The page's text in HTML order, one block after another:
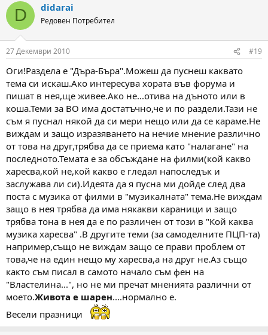
c
i
s
D didarai
Редовен Потребител
27 Декември 2010 #19
Оги!Раздела е "Дъра-Бъра".Можеш да пуснеш каквато
тема си искаш.Ако интересува хората във форума и
пишат в нея,ще живее.Ако не...отива на дъното или в
коша.Теми за ВО има достатъчно,че и по раздели.Тази не
съм я пуснал някой да си мери нещо или да се караме.Не
виждам и защо изразяването на нечие мнение различно
от това на друг,трябва да се приема като "налагане" на
последното.Темата е за обсъждане на филми(кой какво
харесва,кой не,кой какво е гледал напоследък и
заслужава ли си).Идеята да я пусна ми дойде след два
поста с музика от филми в "музикалната" тема.Не виждам
защо в нея трябва да има някакви караници и защо
трябва тона в нея да е по различен от този в "Кой каква
музика харесва" .В другите теми (за самоделните ПЦП-та)
например,също не виждам защо се прави проблем от
това,че на един нещо му харесва,а на друг не.Аз също
както съм писал в самото начало съм фен на
"Властелина...", но не ми пречaт мненията различни от
моето.Живота е шарен....нормално е.
Весели празници